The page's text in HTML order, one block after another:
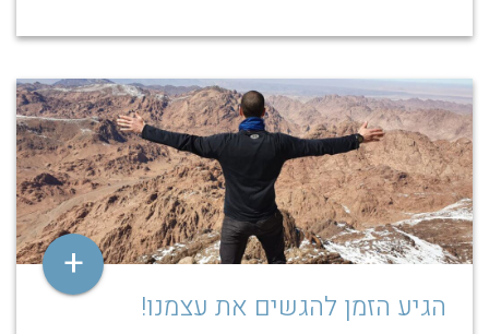
+
הגיע הזמן להגשים את עצמנו!